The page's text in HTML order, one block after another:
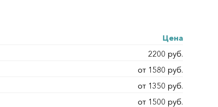
Цена
2200 руб.
от 1580 руб.
от 1350 руб.
от 1500 руб.